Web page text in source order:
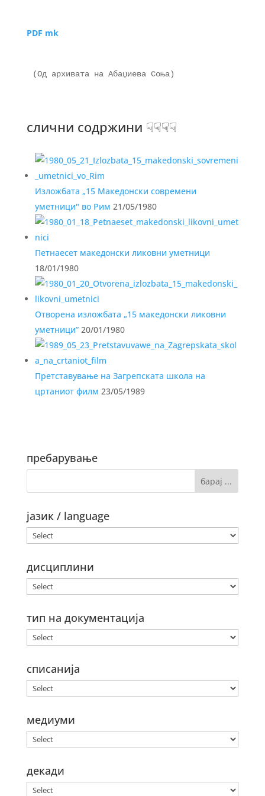
PDF mk
(Од архивата на Абаџиева Соња)
слични содржини ☟☟☟☟
Изложбата „15 Македонски современи
уметници" во Рим 21/05/1980
Петнаесет македонски ликовни уметници
18/01/1980
Отворена изложбата „15 македонски ликовни
уметници”20/01/1980
Претставување на Загрепската школа на
цртаниот филм 23/05/1989
пребарување
јазик / language
дисциплини
тип на документација
списанија
медиуми
декади